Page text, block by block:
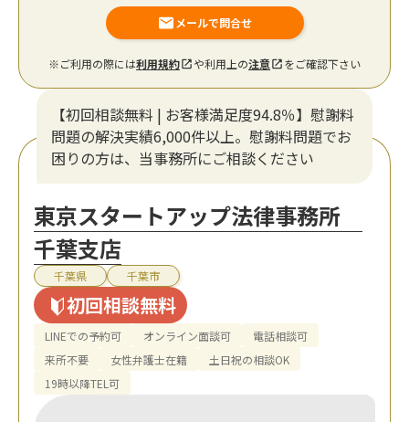
メールで問合せ
※ご利用の際には利用規約 や利用上の注意 をご確認下さい
【初回相談無料 | お客様満足度94.8％】慰謝料
問題の解決実績6,000件以上。慰謝料問題でお
困りの方は、当事務所にご相談ください
東京スタートアップ法律事務所
千葉支店
千葉県 千葉市
初回相談無料
LINEでの予約可 オンライン面談可
電話相談可
来所不要
女性弁護士在籍
土日祝の相談OK
19時以降TEL可